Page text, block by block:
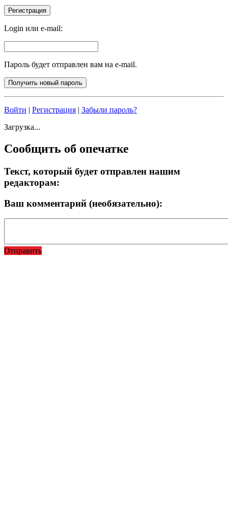
Login или e-mail:
Пароль будет отправлен вам на e-mail.
Войти | Регистрация | Забыли пароль?
Загрузка...
Сообщить об опечатке
Текст, который будет отправлен нашим
редакторам:
Ваш комментарий (необязательно):
Отправить